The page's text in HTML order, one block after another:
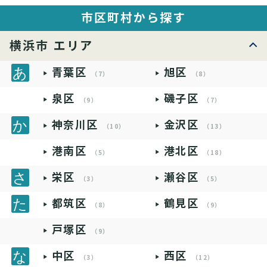
市区町村から探す
横浜市 エリア
青葉区 （7） 旭区 （8）
泉区 （9） 磯子区 （7）
神奈川区 （10） 金沢区 （13）
港南区 （5） 港北区 （18）
栄区 （3） 瀬谷区 （5）
都筑区 （8） 鶴見区 （9）
戸塚区 （9）
中区 （3） 西区 （12）